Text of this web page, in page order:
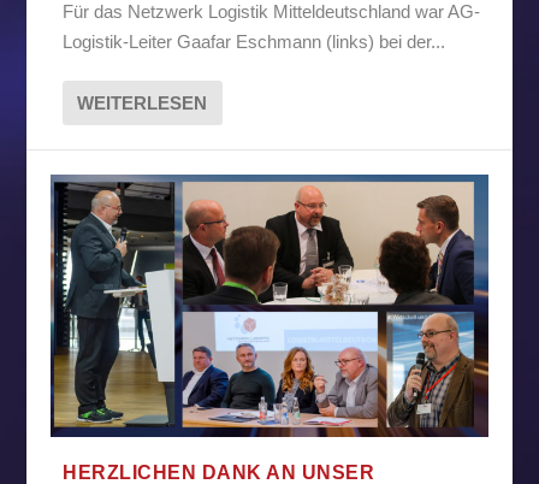
Für das Netzwerk Logistik Mitteldeutschland war AG-
Logistik-Leiter Gaafar Eschmann (links) bei der...
WEITERLESEN
HERZLICHEN DANK AN UNSER